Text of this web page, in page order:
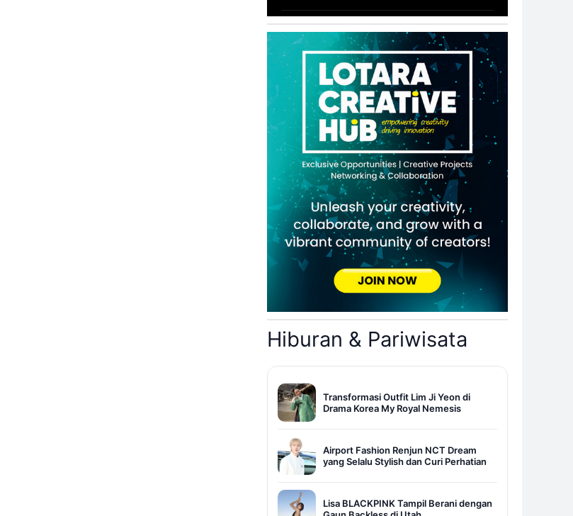
Hiburan & Pariwisata
Transformasi Outfit Lim Ji Yeon di
Drama Korea My Royal Nemesis
Airport Fashion Renjun NCT Dream
yang Selalu Stylish dan Curi Perhatian
Lisa BLACKPINK Tampil Berani dengan